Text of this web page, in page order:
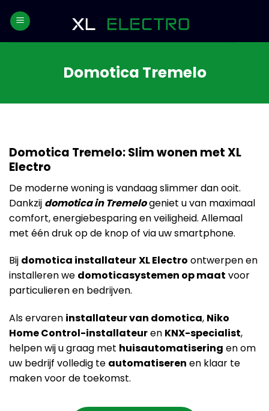
Domotica Tremelo
Domotica Tremelo: Slim wonen met XL
Electro
De moderne woning is vandaag slimmer dan ooit.
Dankzij domotica in Tremelogeniet u van maximaal
comfort, energiebesparing en veiligheid. Allemaal
met één druk op de knop of via uw smartphone.
Bij domotica installateurXL Electro ontwerpen en
installeren we domoticasystemen op maat voor
particulieren en bedrijven.
Als ervaren installateur van domotica, Niko
Home Control-installateuren KNX-specialist,
helpen wij u graag met huisautomatisering en om
uw bedrijf volledig te automatiseren en klaar te
maken voor de toekomst.